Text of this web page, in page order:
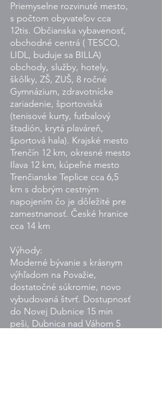
Priemyselne rozvinuté mesto,
s počtom obyvateľov cca
12tis. Občianska vybavenosť,
obchodné centrá ( TESCO,
LIDL, buduje sa BILLA)
obchody, služby, hotely,
škôlky, ZŠ, ZUŠ, 8 ročné
Gymnázium, zdravotnícke
zariadenie, športoviská
(tenisové kurty, futbalový
štadión, krytá plaváreň,
športová hala). Krajské mesto
Trenčín 12 km, okresné mesto
Ilava 12 km, kúpeľné mesto
Trenčianske Teplice cca 6,5
km s dobrým cestným
napojením čo je dôležité pre
zamestnanosť. České hranice
cca 14 km
Výhody:
Moderné bývanie s krásnym
výhľadom na Považie,
dostatočné súkromie, novo
vybudovaná štvrť. Dostupnosť
do Novej Dubnice 15 min
peši, Dubnica nad Váhom 5